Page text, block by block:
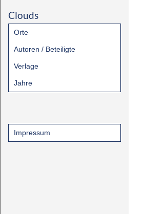
Clouds
Orte
Autoren / Beteiligte
Verlage
Jahre
Impressum